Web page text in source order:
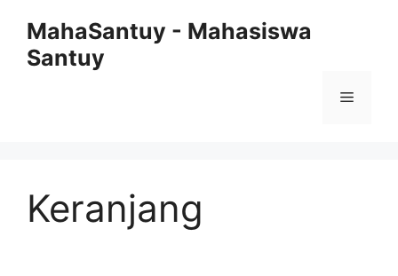
MahaSantuy - Mahasiswa
Santuy
Menu
Keranjang